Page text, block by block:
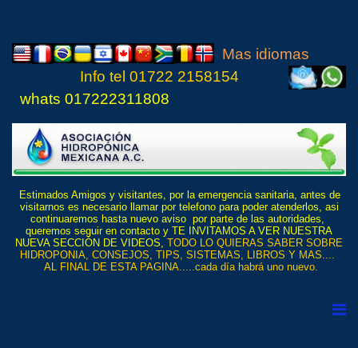
Mas idiomas
Info tel 01722 2158154
whats 017222311808
Estimados Amigos y visitantes, por la emergencia sanitaria, antes de
visitarnos es necesario llamar por telefono para poder atenderlos, asi
continuaremos hasta nuevo aviso por parte de las autoridades,
queremos seguir en contacto y TE INVITAMOS A VER NUESTRA
NUEVA SECCIÓN DE VIDEOS, TODO LO QUIERAS SABER SOBRE
HIDROPONIA, CONSEJOS, TIPS, SISTEMAS, LIBROS Y MAS....
AL FINAL DE ESTA PAGINA.....cada día habrá uno nuevo.